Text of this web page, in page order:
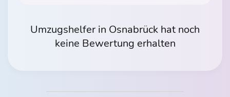
Umzugshelfer in Osnabrück hat noch
keine Bewertung erhalten